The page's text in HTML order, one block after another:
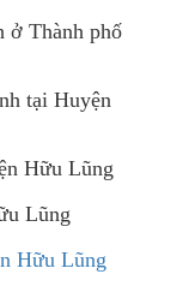
ở Thành phố
tại Huyện
Hữu Lũng
Lũng
Hữu Lũng